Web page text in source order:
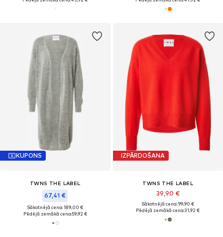
KUPONS
TWNS THE LABEL
67,41 €
Sākotnējā cena: 189,00 €
Pēdējā zemākā cena:59,92 €
IZPĀRDOŠANA
TWNS THE LABEL
39,90 €
Sākotnējā cena: 99,90 €
Pēdējā zemākā cena:31,92 €